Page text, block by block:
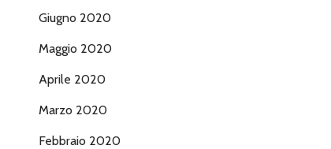
Giugno 2020
Maggio 2020
Aprile 2020
Marzo 2020
Febbraio 2020